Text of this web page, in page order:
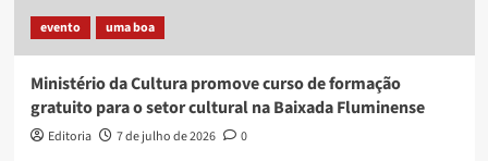
evento uma boa
Ministério da Cultura promove curso de formação
gratuito para o setor cultural na Baixada Fluminense
Editoria 7 de julho de 2026 0